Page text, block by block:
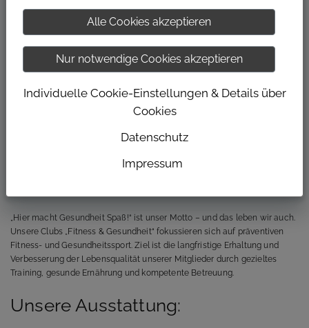
STARTE DEIN DUALES
STUDIUM – BEI EINEM DER
BESTEN ARBEITGEBER
DEUTSCHLANDS!
Dual studieren. Fitness leben. Karriere starten.
gefördert und Teil eines Teams, das gemeinsam stark ist.
„Hier macht Gesundheit Spaß!“ ist unser Motto – und das leben wir auch.
Unsere Clubs „Fitness & Gesundheit“ fokussieren sich auf präventiven
Fitness- und Gesundheitssport. Ziel ist die langfristige Erhaltung und
Verbesserung der Lebensqualität unserer Mitglieder durch gezieltes
Training, gesunde Ernährung und kompetente Betreuung.
Unsere Ausstattung:
Alle Cookies akzeptieren
Nur notwendige Cookies akzeptieren
Individuelle Cookie-Einstellungen & Details über
Cookies
Datenschutz
Impressum